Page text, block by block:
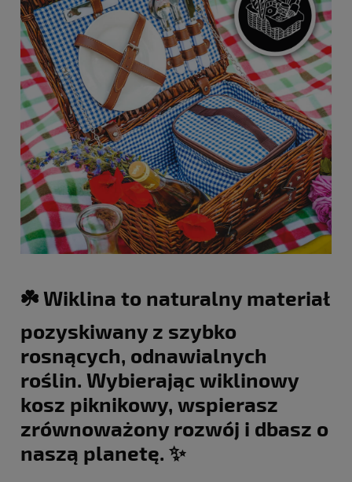
☘️ Wiklina to naturalny materiał
pozyskiwany z szybko
rosnących, odnawialnych
roślin. Wybierając wiklinowy
kosz piknikowy, wspierasz
zrównoważony rozwój i dbasz o
naszą planetę. ✨